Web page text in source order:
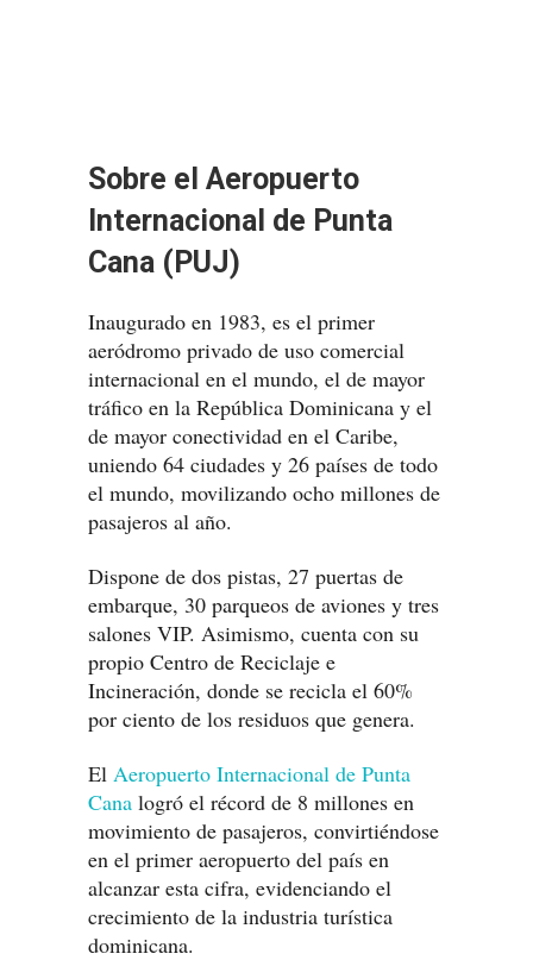
Sobre el Aeropuerto
Internacional de Punta
Cana (PUJ)
Inaugurado en 1983, es el primer
aeródromo privado de uso comercial
internacional en el mundo, el de mayor
tráfico en la República Dominicana y el
de mayor conectividad en el Caribe,
uniendo 64 ciudades y 26 países de todo
el mundo, movilizando ocho millones de
pasajeros al año.
Dispone de dos pistas, 27 puertas de
embarque, 30 parqueos de aviones y tres
salones VIP. Asimismo, cuenta con su
propio Centro de Reciclaje e
Incineración, donde se recicla el 60%
por ciento de los residuos que genera.
El Aeropuerto Internacional de Punta
Cana logró el récord de 8 millones en
movimiento de pasajeros, convirtiéndose
en el primer aeropuerto del país en
alcanzar esta cifra, evidenciando el
crecimiento de la industria turística
dominicana.